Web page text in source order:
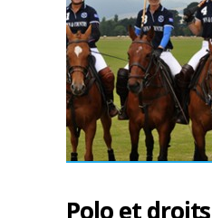
Polo et